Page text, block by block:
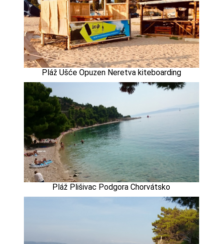
Pláž Ušće Opuzen Neretva kiteboarding
Pláž Plišivac Podgora Chorvátsko